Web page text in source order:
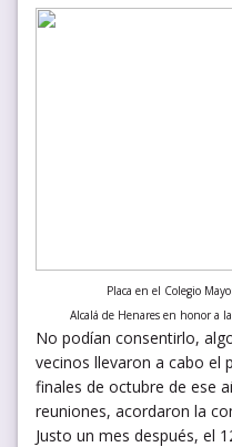
Placa en el Colegio
Alcalá de Henares en honor a
No podían consentirlo,
vecinos llevaron a cabo el
finales de octubre de ese
reuniones, acordaron la
Justo un mes después, el